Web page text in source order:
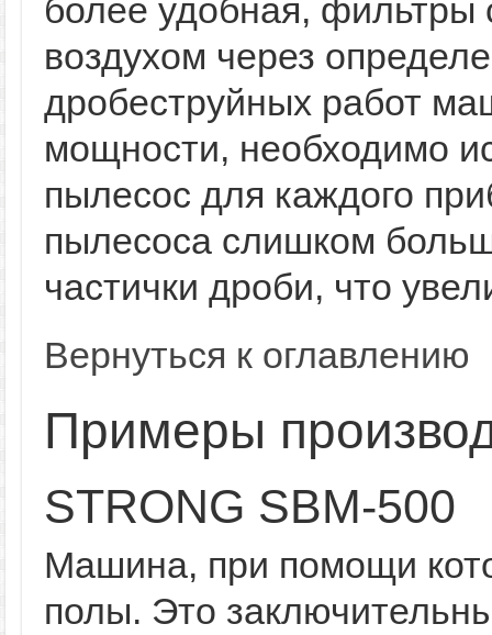
более удобная, фильтры
воздухом через
дробеструйных работ
мощности, необходимо
пылесос для каждого
пылесоса слишком
частички дроби, что
Вернуться к оглавлению
Примеры
STRONG SBM-500
Машина, при помощи
полы. Это